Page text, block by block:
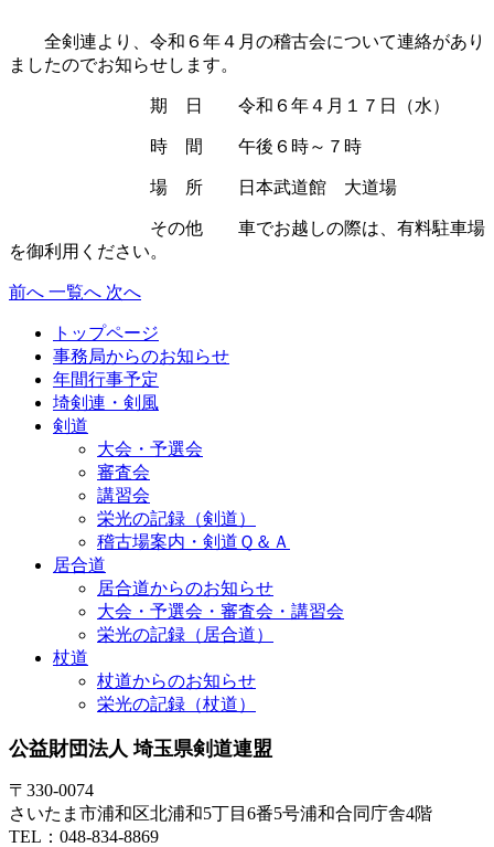
全剣連より、令和６年４月の稽古会について連絡があり
ましたのでお知らせします。
期 日 令和６年４月１７日（水）
時 間 午後６時～７時
場 所 日本武道館 大道場
その他 車でお越しの際は、有料駐車場
を御利用ください。
前へ 一覧へ 次へ
トップページ
事務局からのお知らせ
年間行事予定
埼剣連・剣風
剣道
大会・予選会
審査会
講習会
栄光の記録（剣道）
稽古場案内・剣道Ｑ＆Ａ
居合道
居合道からのお知らせ
大会・予選会・審査会・講習会
栄光の記録（居合道）
杖道
杖道からのお知らせ
栄光の記録（杖道）
公益財団法人 埼玉県剣道連盟
〒330-0074
さいたま市浦和区北浦和5丁目6番5号浦和合同庁舎4階
TEL：048-834-8869